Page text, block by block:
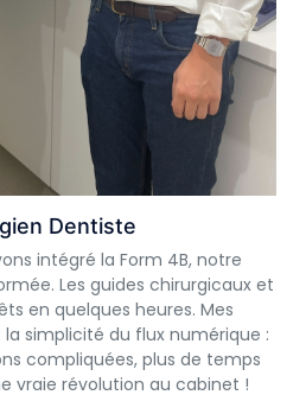
Dentiste
intégré la Form 4B, notre
Les guides chirurgicaux et
en quelques heures. Mes
simplicité du flux numérique :
compliquées, plus de temps
vraie révolution au cabinet !